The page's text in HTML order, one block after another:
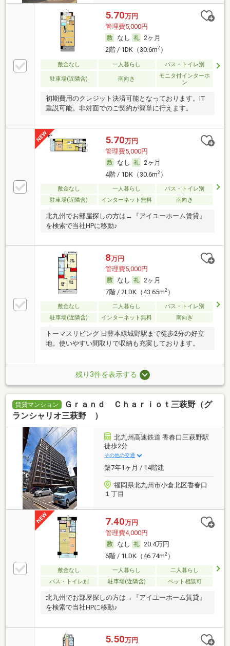
5.70万円
管理費5,000円
なし
2ヶ月
2階 / 1DK（30.6m2）
敷金なし 一人暮らし バス・トイレ別
駐車場(近隣含) 南向き
モニタ付インターホ
ン
初期費用のクレジット決済可能となっております。IT
重説可能。非対面でのご契約が簡単に行えます。
5.70万円
管理費5,000円
なし
2ヶ月
4階 / 1DK（30.6m2）
敷金なし 一人暮らし
バス・トイレ別
駐車場(近隣含)
インターネット無料 南向き
北九州でお部屋探しの方は→『アイユーホーム賃貸』
を検索で当社HPに移動♪
8万円
管理費5,000円
なし
2ヶ月
7階 / 2LDK（43.65m2）
敷金なし 二人暮らし
バス・トイレ別
駐車場(近隣含)
インターネット無料 南向き
トーマスリビング 日豊本線城野駅まで徒歩2分の好立
地。使いやすい間取りで収納も充実しております。
残り3件を表示する
賃貸マンション
Ｇｒａｎｄ Ｃｈａｒｉｏｔ三萩野（グ
ランシャリオ三萩野 ）
北九州高速鉄道 香春口三萩野駅
徒歩2分
その他の交通
築7年1ヶ月 / 14階建
福岡県北九州市小倉北区香春口
１丁目
7.40万円
管理費4,000円
なし
20.4万円
6階 / 1LDK（46.74m2）
敷金なし 一人暮らし
二人暮らし
バス・トイレ別
駐車場(近隣含) ペット相談可
北九州でお部屋探しの方は→『アイユーホーム賃貸』
を検索で当社HPに移動♪
5.50万円